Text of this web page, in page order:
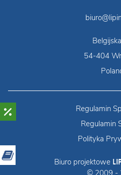
54-404
Regulamin
Regulamin
Polityka
Biuro projektowe
© 2009 -